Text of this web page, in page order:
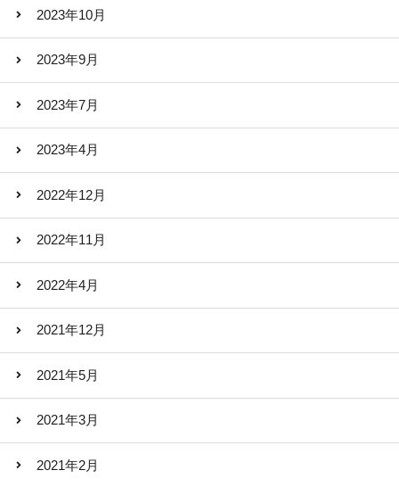
2023年10月
2023年9月
2023年7月
2023年4月
2022年12月
2022年11月
2022年4月
2021年12月
2021年5月
2021年3月
2021年2月